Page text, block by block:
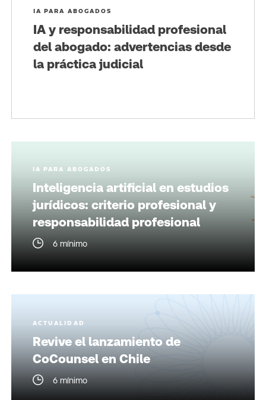
IA PARA ABOGADOS
IA y responsabilidad profesional
del abogado: advertencias desde
la práctica judicial
IA PARA ABOGADOS
Inteligencia artificial en estudios
jurídicos: criterio profesional y
responsabilidad profesional
6 mínimo
ACTUALIDAD
Revive el lanzamiento de
CoCounsel en Chile
6 mínimo